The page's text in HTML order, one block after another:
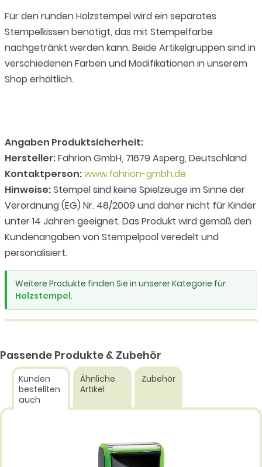
Für den runden Holzstempel wird ein separates
Stempelkissen benötigt, das mit Stempelfarbe
nachgetränkt werden kann. Beide Artikelgruppen sind in
verschiedenen Farben und Modifikationen in unserem
Shop erhältlich.
Angaben Produktsicherheit:
Hersteller:Fahrion GmbH, 71679 Asperg, Deutschland
Kontaktperson:www.fahrion-gmbh.de
Hinweise:Stempel sind keine Spielzeuge im Sinne der
Verordnung (EG) Nr. 48/2009 und daher nicht für Kinder
unter 14 Jahren geeignet. Das Produkt wird gemäß den
Kundenangaben von Stempelpool veredelt und
personalisiert.
Weitere Produkte finden Sie in unserer Kategorie für
Holzstempel.
Passende Produkte & Zubehör
Kunden
bestellten
auch
Ähnliche
Artikel
Zubehör